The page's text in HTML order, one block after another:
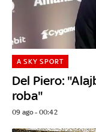
Del Piero:
roba"
A SKY SPORT
09 ago - 00:42